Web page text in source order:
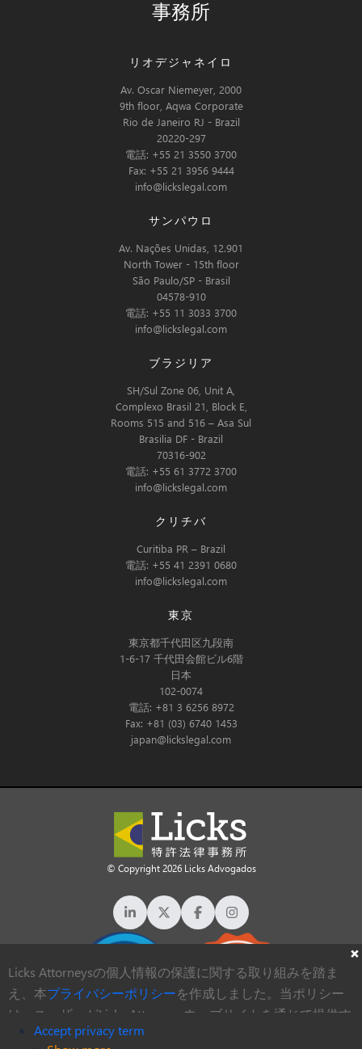
Licks Attorneysの個人情報の保護に関する取り組みを踏ま
え、本プライバシーポリシーを作成しました。当ポリシー
は、ユーザーがLicks Attorneysウェブサイトを通じて提供す
る個人データの収集、保管、処理方法に関する情報を提供
Accept privacy term
事務所
リオデジャネイロ
Av. Oscar Niemeyer, 2000
9th floor, Aqwa Corporate
Rio de Janeiro RJ - Brazil
20220-297
電話: +55 21 3550 3700
Fax: +55 21 3956 9444
info@lickslegal.com
サンパウロ
Av. Nações Unidas, 12.901
North Tower - 15th floor
São Paulo/SP - Brasil
04578-910
電話: +55 11 3033 3700
info@lickslegal.com
ブラジリア
SH/Sul Zone 06, Unit A,
Complexo Brasil 21, Block E,
Rooms 515 and 516 – Asa Sul
Brasilia DF - Brazil
70316-902
電話: +55 61 3772 3700
info@lickslegal.com
クリチバ
Curitiba PR – Brazil
電話: +55 41 2391 0680
info@lickslegal.com
東京
東京都千代田区九段南
1-6-17 千代田会館ビル6階
日本
102-0074
電話: +81 3 6256 8972
Fax: +81 (03) 6740 1453
japan@lickslegal.com
© Copyright 2026 Licks Advogados